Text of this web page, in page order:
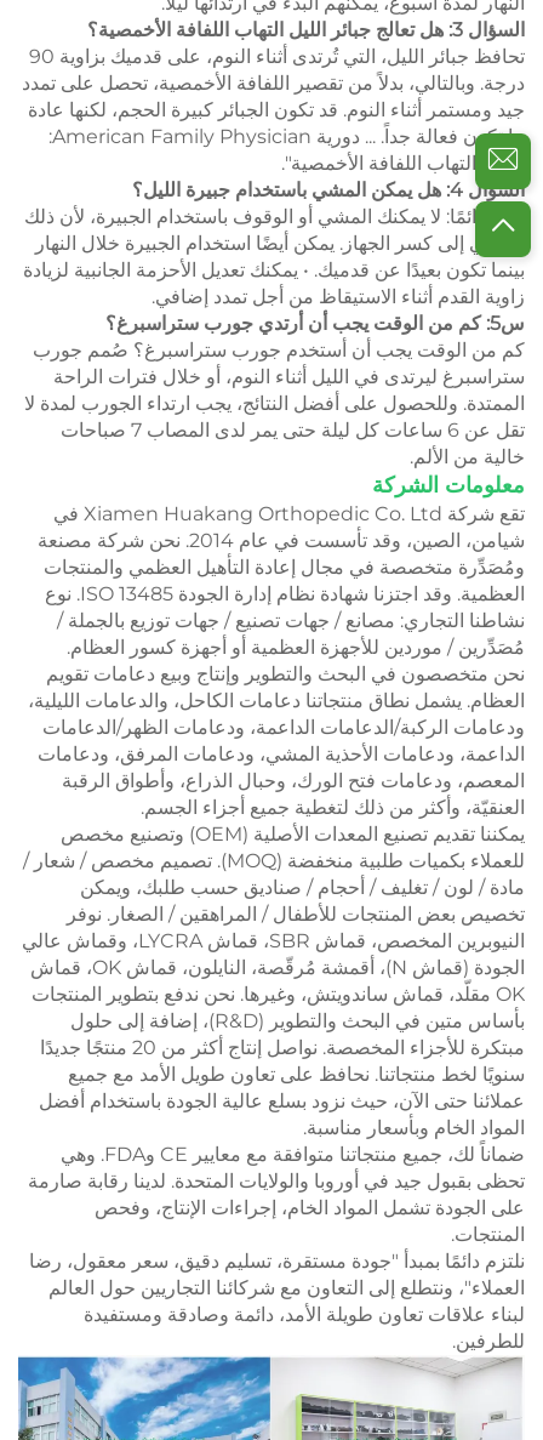
السؤال 3: هل تعالج جبائر الليل التهاب اللفافة الأخمصية؟
تحافظ جبائر الليل، التي تُرتدى أثناء النوم، على قدميك بزاوية 90
درجة. وبالتالي، بدلاً من تقصير اللفافة الأخمصية، تحصل على تمدد
جيد ومستمر أثناء النوم. قد تكون الجبائر كبيرة الحجم، لكنها عادة
ما تكون فعالة جداً. ... دورية American Family Physician:
"علاج التهاب اللفافة الأخمصية".
السؤال 4: هل يمكن المشي باستخدام جبيرة الليل؟
تذكّر دائمًا: لا يمكنك المشي أو الوقوف باستخدام الجبيرة، لأن ذلك
سيؤدي إلى كسر الجهاز. يمكن أيضًا استخدام الجبيرة خلال النهار
بينما تكون بعيدًا عن قدميك. • يمكنك تعديل الأحزمة الجانبية لزيادة
زاوية القدم أثناء الاستيقاظ من أجل تمدد إضافي.
س5: كم من الوقت يجب أن أرتدي جورب ستراسبرغ؟
كم من الوقت يجب أن أستخدم جورب ستراسبرغ؟ صُمم جورب
ستراسبرغ ليرتدى في الليل أثناء النوم، أو خلال فترات الراحة
الممتدة. وللحصول على أفضل النتائج، يجب ارتداء الجورب لمدة لا
تقل عن 6 ساعات كل ليلة حتى يمر لدى المصاب 7 صباحات
خالية من الألم.
معلومات الشركة
تقع شركة Xiamen Huakang Orthopedic Co. Ltd في
شيامن، الصين، وقد تأسست في عام 2014. نحن شركة مصنعة
ومُصَدِّرة متخصصة في مجال إعادة التأهيل العظمي والمنتجات
العظمية. وقد اجتزنا شهادة نظام إدارة الجودة ISO 13485. نوع
نشاطنا التجاري: مصانع / جهات تصنيع / جهات توزيع بالجملة /
مُصَدِّرين / موردين للأجهزة العظمية أو أجهزة كسور العظام.
نحن متخصصون في البحث والتطوير وإنتاج وبيع دعامات تقويم
العظام. يشمل نطاق منتجاتنا دعامات الكاحل، والدعامات الليلية،
ودعامات الركبة/الدعامات الداعمة، ودعامات الظهر/الدعامات
الداعمة، ودعامات الأحذية المشي، ودعامات المرفق، ودعامات
المعصم، ودعامات فتح الورك، وحبال الذراع، وأطواق الرقبة
العنقيّة، وأكثر من ذلك لتغطية جميع أجزاء الجسم.
يمكننا تقديم تصنيع المعدات الأصلية (OEM) وتصنيع مخصص
للعملاء بكميات طلبية منخفضة (MOQ). تصميم مخصص / شعار /
مادة / لون / تغليف / أحجام / صناديق حسب طلبك، ويمكن
تخصيص بعض المنتجات للأطفال / المراهقين / الصغار. نوفر
النيوبرين المخصص، قماش SBR، قماش LYCRA، وقماش عالي
الجودة (قماش N)، أقمشة مُرقّصة، النايلون، قماش OK، قماش
OK مقلّد، قماش ساندويتش، وغيرها. نحن ندفع بتطوير المنتجات
بأساس متين في البحث والتطوير (R&D)، إضافة إلى حلول
مبتكرة للأجزاء المخصصة. نواصل إنتاج أكثر من 20 منتجًا جديدًا
سنويًا لخط منتجاتنا. نحافظ على تعاون طويل الأمد مع جميع
عملائنا حتى الآن، حيث نزود بسلع عالية الجودة باستخدام أفضل
المواد الخام وبأسعار مناسبة.
ضماناً لك، جميع منتجاتنا متوافقة مع معايير CE وFDA. وهي
تحظى بقبول جيد في أوروبا والولايات المتحدة. لدينا رقابة صارمة
على الجودة تشمل المواد الخام، إجراءات الإنتاج، وفحص
المنتجات.
نلتزم دائمًا بمبدأ "جودة مستقرة، تسليم دقيق، سعر معقول، رضا
العملاء"، ونتطلع إلى التعاون مع شركائنا التجاريين حول العالم
لبناء علاقات تعاون طويلة الأمد، دائمة وصادقة ومستفيدة
للطرفين.